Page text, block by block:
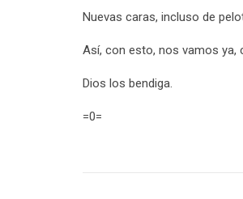
Nuevas caras, incluso de
Así, con esto, nos vamos ya,
Dios los bendiga.
=0=